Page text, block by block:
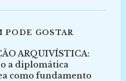
PODE GOSTAR
ARQUIVÍSTICA:
a diplomática
como fundamento